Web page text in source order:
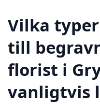
Vilka
till
florist i
vanligtvis